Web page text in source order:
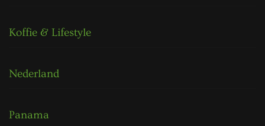
Koffie & Lifestyle
Nederland
Panama